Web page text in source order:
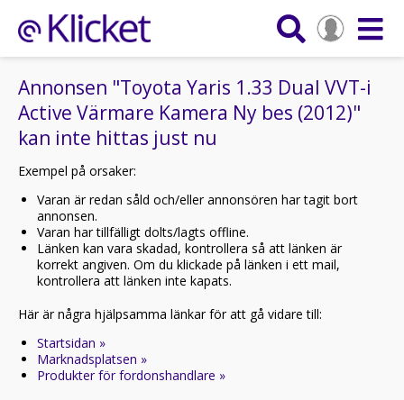
Annonsen "Toyota Yaris 1.33 Dual VVT-i
Active Värmare Kamera Ny bes (2012)"
kan inte hittas just nu
Exempel på orsaker:
Varan är redan såld och/eller annonsören har tagit bort
annonsen.
Varan har tillfälligt dolts/lagts offline.
Länken kan vara skadad, kontrollera så att länken är
korrekt angiven. Om du klickade på länken i ett mail,
kontrollera att länken inte kapats.
Här är några hjälpsamma länkar för att gå vidare till:
Startsidan »
Marknadsplatsen »
Produkter för fordonshandlare »